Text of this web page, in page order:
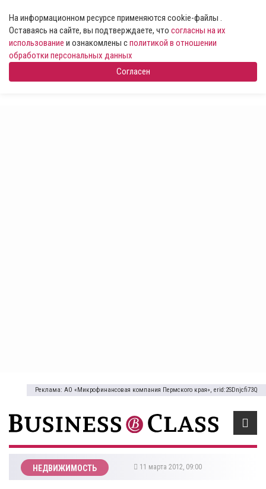
На информационном ресурсе применяются cookie-файлы .
Оставаясь на сайте, вы подтверждаете, что согласны на их
использование и ознакомлены сполитикой в отношении
обработки персональных данных
Согласен
Реклама: АО «Микрофинансовая компания Пермского края», erid:2SDnjcfi73Q
НЕДВИЖИМОСТЬ 11 марта 2012, 09:00